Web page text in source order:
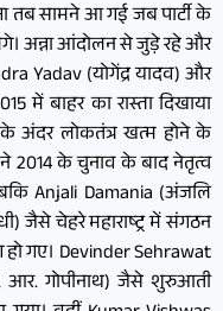
तब सामने आ गई जब पार्टी के
अन्ना आंदोलन से जुड़े रहे और
Yadav (योगेंद्र यादव) और
में बाहर का रास्ता दिखाया
के अंदर लोकतंत्र खत्म होने के
2014 के चुनाव के बाद नेतृत्व
Anjali Damania (अंजलि
जैसे चेहरे महाराष्ट्र में संगठन
गए। Devinder Sehrawat
आर. गोपीनाथ) जैसे शुरुआती